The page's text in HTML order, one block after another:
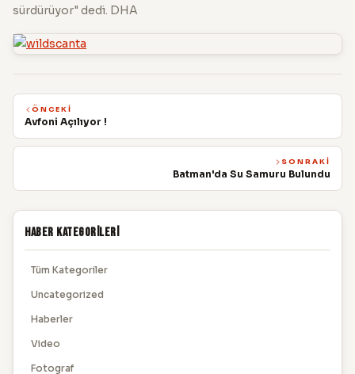
sürdürüyor" dedi. DHA
ÖNCEKI
Avfoni Açılıyor !
SONRAKI
Batman'da Su Samuru Bulundu
Haber Kategorileri
Tüm Kategoriler
Uncategorized
Haberler
Video
Fotograf